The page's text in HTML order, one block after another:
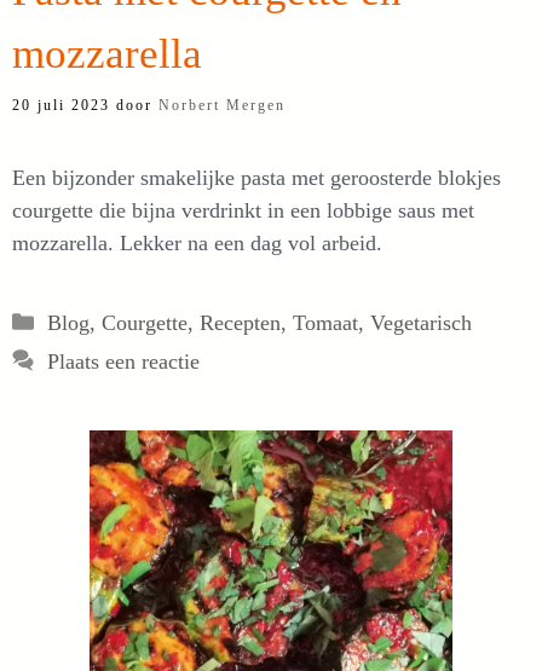
mozzarella
20 juli 2023 door Norbert Mergen
Een bijzonder smakelijke pasta met geroosterde blokjes
courgette die bijna verdrinkt in een lobbige saus met
mozzarella. Lekker na een dag vol arbeid.
Categorieën
Blog, Courgette, Recepten, Tomaat, Vegetarisch
Plaats een reactie